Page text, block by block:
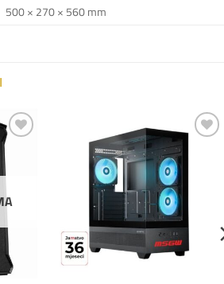
500 × 270 × 560 mm